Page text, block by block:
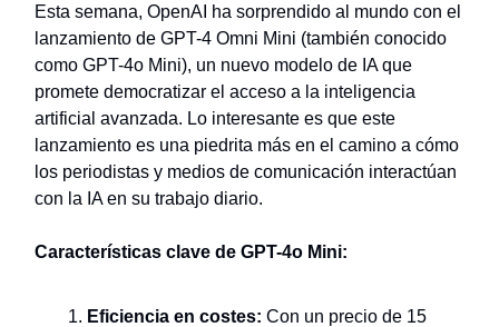
Esta semana, OpenAI ha sorprendido al mundo con el
lanzamiento de GPT-4 Omni Mini (también conocido
como GPT-4o Mini), un nuevo modelo de IA que
promete democratizar el acceso a la inteligencia
artificial avanzada. Lo interesante es que este
lanzamiento es una piedrita más en el camino a cómo
los periodistas y medios de comunicación interactúan
con la IA en su trabajo diario.
Características clave de GPT-4o Mini:
Eficiencia en costes: Con un precio de 15